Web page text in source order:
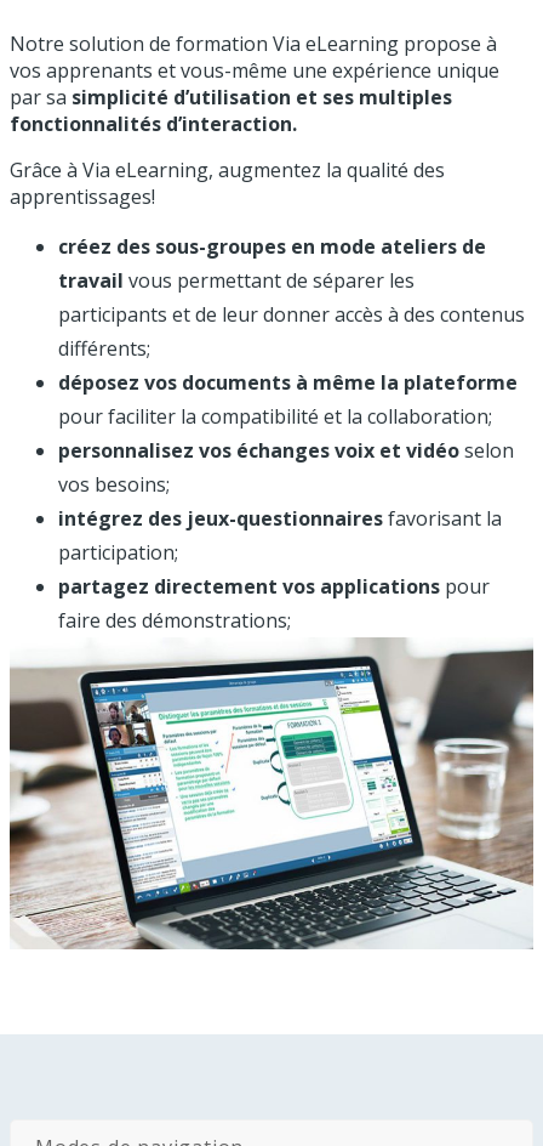
Notre solution de formation Via eLearning propose à
vos apprenants et vous-même une expérience unique
par sa simplicité d’utilisation et ses multiples
fonctionnalités d’interaction.
Grâce à Via eLearning, augmentez la qualité des
apprentissages!
créez des sous-groupes en mode ateliers de
travail vous permettant de séparer les
participants et de leur donner accès à des contenus
différents;
déposez vos documents à même la plateforme
pour faciliter la compatibilité et la collaboration;
personnalisez vos échanges voix et vidéoselon
vos besoins;
intégrez des jeux-questionnairesfavorisant la
participation;
partagez directement vos applications pour
faire des démonstrations;